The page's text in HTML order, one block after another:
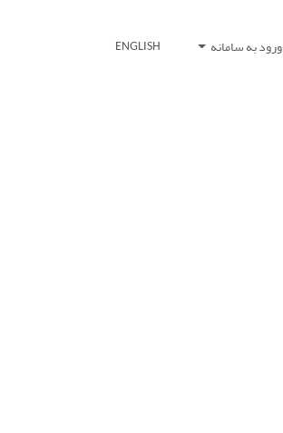
ورود به سامانه ENGLISH